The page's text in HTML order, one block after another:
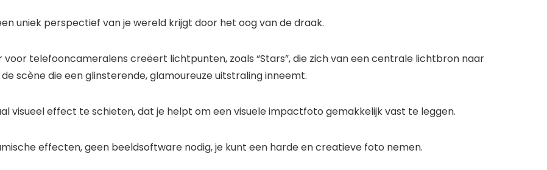
uniek perspectief van je wereld krijgt door het oog van de draak.
telefooncameralens creëert lichtpunten, zoals “Stars”, die zich van een centrale lichtbron naar
scène die een glinsterende, glamoureuze uitstraling inneemt.
visueel effect te schieten, dat je helpt om een visuele impactfoto gemakkelijk vast te leggen.
effecten, geen beeldsoftware nodig, je kunt een harde en creatieve foto nemen.